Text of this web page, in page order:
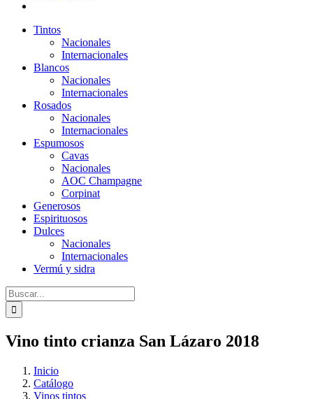
Tintos
Nacionales
Internacionales
Blancos
Nacionales
Internacionales
Rosados
Nacionales
Internacionales
Espumosos
Cavas
Nacionales
AOC Champagne
Corpinat
Generosos
Espirituosos
Dulces
Nacionales
Internacionales
Vermú y sidra
Buscar:
Vino tinto crianza San Lázaro 2018
Inicio
Catálogo
Vinos tintos